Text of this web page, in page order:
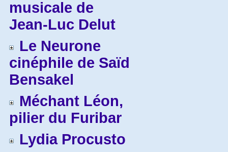
musicale de
Jean-Luc Delut
Le Neurone
cinéphile de Saïd
Bensakel
Méchant Léon,
pilier du Furibar
Lydia Procusto